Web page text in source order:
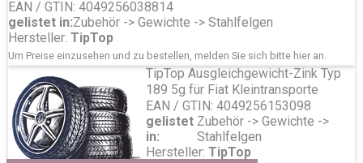
EAN / GTIN: 4049256038814
gelistet in:Zubehör -> Gewichte -> Stahlfelgen
Hersteller: TipTop
Um Preise einzusehen und zu bestellen, melden Sie sich bitte hier an.
TipTop Ausgleichgewicht-Zink Typ
189 5g für Fiat Kleintransporte
EAN / GTIN: 4049256153098
gelistet
in:
Zubehör -> Gewichte ->
Stahlfelgen
Hersteller: TipTop